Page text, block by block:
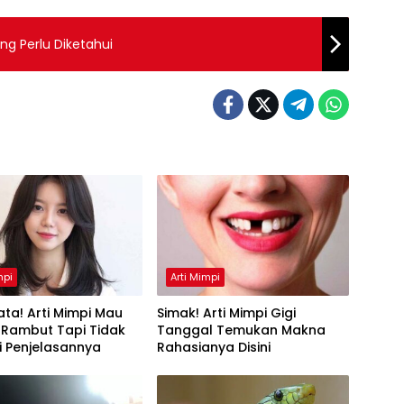
Mimpi Makan Sate yang Perlu Diketahui
Arti Mimpi Mau
Tapi Tidak
Penjelasannya
Arti Mimpi
Simak! Arti Mimpi Gigi
Tanggal Temukan Makna
Rahasianya Disini